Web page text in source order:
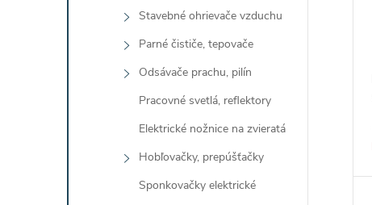
Stavebné ohrievače vzduchu
Parné čističe, tepovače
Odsávače prachu, pilín
Pracovné svetlá, reflektory
Elektrické nožnice na zvieratá
Hobľovačky, prepúšťačky
Sponkovačky elektrické